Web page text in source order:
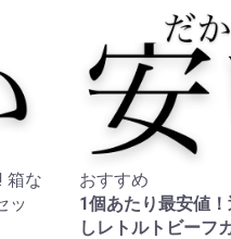
箱な
ッ
おすすめ
1個あたり最安値
しレトルトビーフ